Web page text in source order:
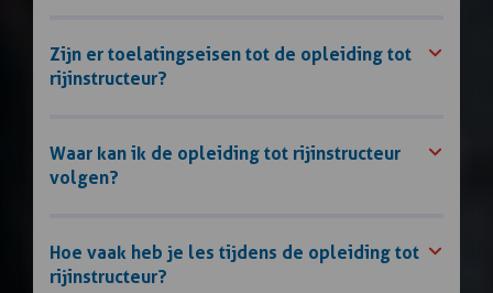
Zijn er toelatingseisen tot de opleiding tot
rijinstructeur?
Waar kan ik de opleiding tot rijinstructeur
volgen?
Hoe vaak heb je les tijdens de opleiding tot
rijinstructeur?